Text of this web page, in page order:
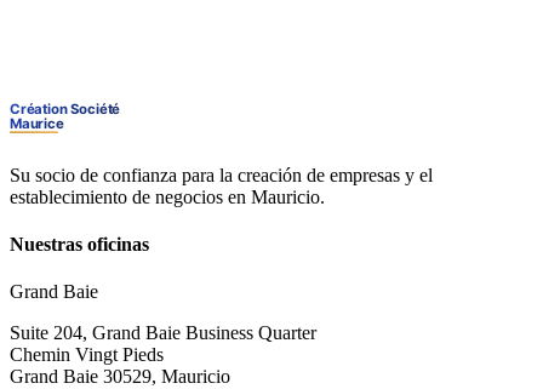
Su socio de confianza para la creación de empresas y el
establecimiento de negocios en Mauricio.
Nuestras oficinas
Grand Baie
Suite 204, Grand Baie Business Quarter
Chemin Vingt Pieds
Grand Baie 30529, Mauricio